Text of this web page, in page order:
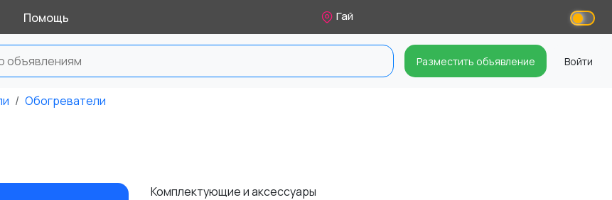
Помощь Гай
Разместить объявление Войти
Обогреватели
Комплектующие и аксессуары